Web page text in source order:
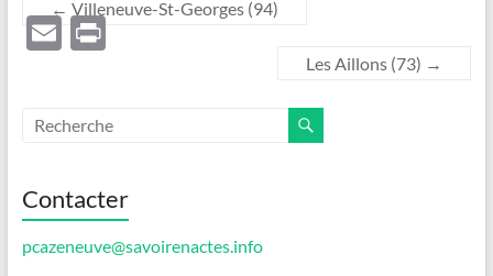
E P
← Villeneuve-St-Georges (94)
Les Aillons (73) →
Contacter
pcazeneuve@savoirenactes.info